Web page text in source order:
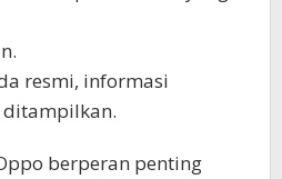
resmi, informasi
ditampilkan.
berperan penting